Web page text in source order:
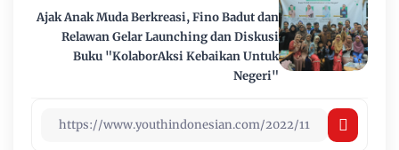
Ajak Anak Muda Berkreasi, Fino Badut dan
Relawan Gelar Launching dan Diskusi
Buku "KolaborAksi Kebaikan Untuk
Negeri"